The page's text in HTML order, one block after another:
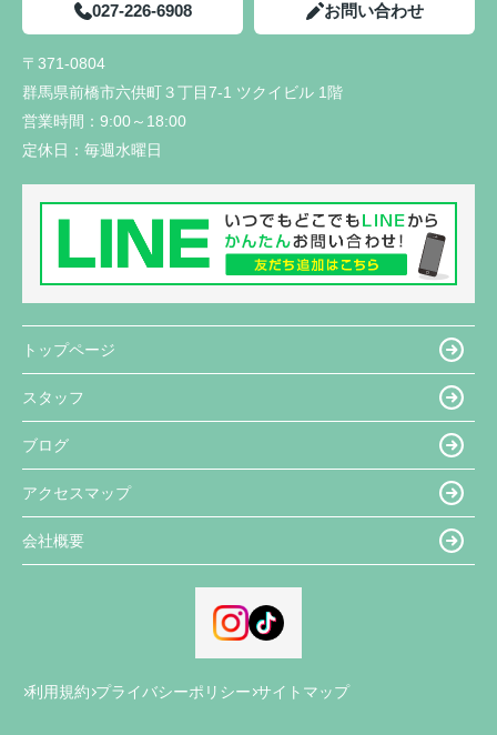
027-226-6908 お問い合わせ
〒371-0804
群馬県前橋市六供町３丁目7-1 ツクイビル 1階
営業時間： 9:00～18:00
定休日： 毎週水曜日
トップページ
スタッフ
ブログ
アクセスマップ
会社概要
利用規約 プライバシーポリシー サイトマップ